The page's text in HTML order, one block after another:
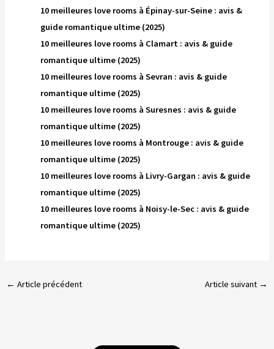
10 meilleures love rooms à Épinay-sur-Seine : avis &
guide romantique ultime (2025)
10 meilleures love rooms à Clamart : avis & guide
romantique ultime (2025)
10 meilleures love rooms à Sevran : avis & guide
romantique ultime (2025)
10 meilleures love rooms à Suresnes : avis & guide
romantique ultime (2025)
10 meilleures love rooms à Montrouge : avis & guide
romantique ultime (2025)
10 meilleures love rooms à Livry-Gargan : avis & guide
romantique ultime (2025)
10 meilleures love rooms à Noisy-le-Sec : avis & guide
romantique ultime (2025)
← Article précédent Article suivant →